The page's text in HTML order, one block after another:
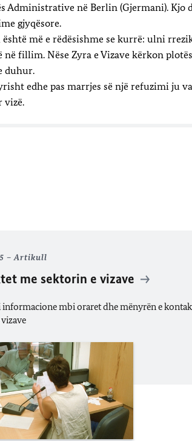
Administrative në Berlin (Gjermani). Kjo
gjyqësore.
më e rëdësishme se kurrë: ulni
në fillim. Nëse Zyra e Vizave kërkon
duhur.
edhe pas marrjes së një refuzimi ju
vizë.
Artikull
me sektorin e vizave
informacione mbi oraret dhe mënyrën e